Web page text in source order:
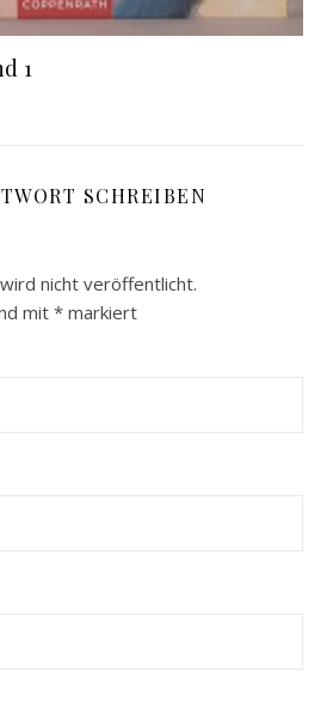
1
SCHREIBEN
nicht veröffentlicht.
mit * markiert